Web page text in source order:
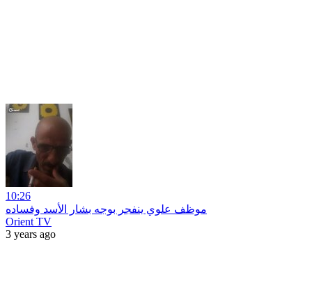
10:26
موظف علوي ينفجر بوجه بشار الأسد وفساده
Orient TV
3 years ago